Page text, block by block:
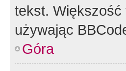
tekst.
używając
Góra